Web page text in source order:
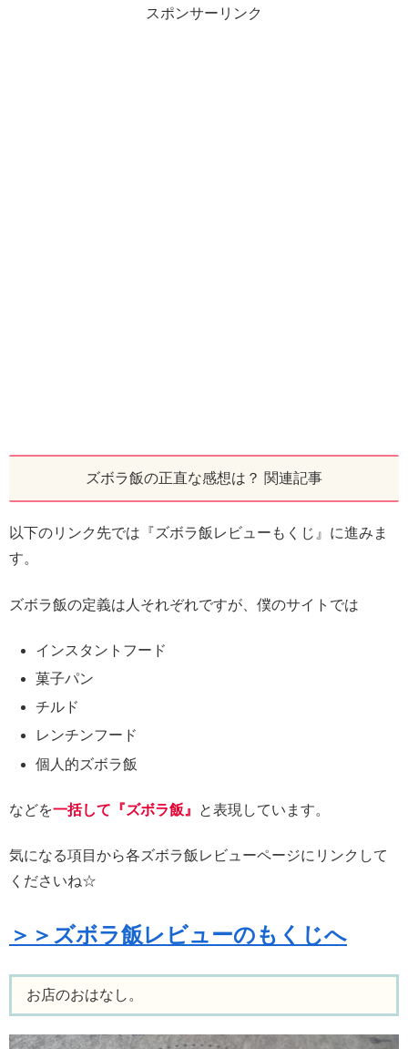
スポンサーリンク
ズボラ飯の正直な感想は？ 関連記事
以下のリンク先では『ズボラ飯レビューもくじ』に進みま
す。
ズボラ飯の定義は人それぞれですが、僕のサイトでは
インスタントフード
菓子パン
チルド
レンチンフード
個人的ズボラ飯
などを一括して『ズボラ飯』 と表現しています。
気になる項目から各ズボラ飯レビューページにリンクして
くださいね☆
＞＞ズボラ飯レビューのもくじへ
お店のおはなし。